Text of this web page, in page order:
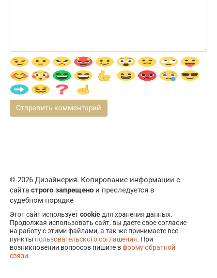
© 2026 Дизайнерия. Копирование информации с
сайта строго запрещено и преследуется в
судебном порядке
Этот сайт используетcookieдля хранения данных.
Продолжая использовать сайт, вы даете свое согласие
на работу с этими файлами, а так же принимаете все
пункты пользовательского соглашения. При
возникновении вопросов пишите вформу обратной
связи.